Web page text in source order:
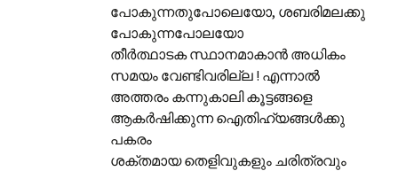
പോകുന്നതുപോലെയോ, ശബരിമലക്കു
പോകുന്നപോലയോ
തീര്‍ത്ഥാടക സ്ഥാനമാകാന്‍ അധികം
സമയം വേണ്ടിവരില്ല ! എന്നാല്‍
അത്തരം കന്നുകാലി കൂട്ടങ്ങളെ
ആകര്‍ഷിക്കുന്ന ഐതിഹ്യങ്ങള്‍ക്കു
പകരം
ശക്തമായ തെളിവുകളും ചരിത്രവും